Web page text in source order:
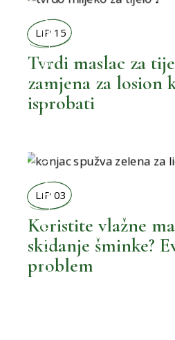
BOLJA KUPAONICA
BOLJI ŽIVOT
LIP 15
Tvrdi maslac za
zamjena za losion
isprobati
BOLJA KUPAONICA
BOLJI ŽIVOT
LIP 03
Koristite vlažne
skidanje šminke?
problem